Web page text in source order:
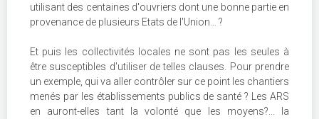
utilisant des centaines d'ouvriers dont une bonne partie en
provenance de plusieurs Etats de l'Union… ?
Et puis les collectivités locales ne sont pas les seules à
être susceptibles d'utiliser de telles clauses. Pour prendre
un exemple, qui va aller contrôler sur ce point les chantiers
menés par les établissements publics de santé ? Les ARS
en auront-elles tant la volonté que les moyens?... la